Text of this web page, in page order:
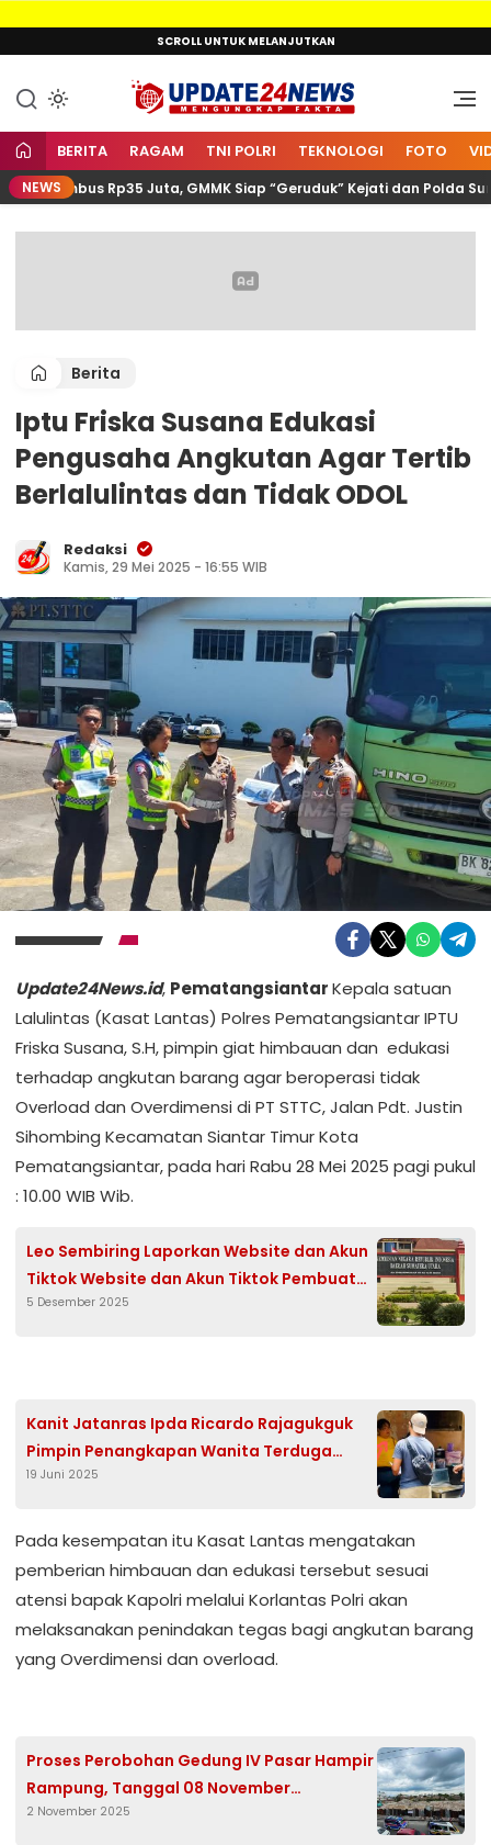
ke
SCROLL UNTUK MELANJUTKAN
Update24News.id
Mengungkap Fakta
BERITA RAGAM TNI POLRI TEKNOLOGI FOTO
NEWS
Tembus Rp35 Juta, GMMK Siap “Geruduk” Kejati dan Polda Sumut
Berita
Iptu Friska Susana Edukasi
Pengusaha Angkutan Agar Tertib
Berlalulintas dan Tidak ODOL
Redaksi
Kamis, 29 Mei 2025 - 16:55 WIB
Update24News.id, PematangsiantarKepala satuan
Lalulintas (Kasat Lantas) Polres Pematangsiantar IPTU
Friska Susana, S.H, pimpin giat himbauan dan edukasi
terhadap angkutan barang agar beroperasi tidak
Overload dan Overdimensi di PT STTC, Jalan Pdt. Justin
Sihombing Kecamatan Siantar Timur Kota
Pematangsiantar, pada hari Rabu 28 Mei 2025 pagi pukul
: 10.00 WIB Wib.
Leo Sembiring Laporkan Website dan Akun
Tiktok Website dan Akun Tiktok Pembuat
Fitnah ke Polda Sumut
5 Desember 2025
Kanit Jatanras Ipda Ricardo Rajagukguk
Pimpin Penangkapan Wanita Terduga
Pelaku Penipuan
19 Juni 2025
Pada kesempatan itu Kasat Lantas mengatakan
pemberian himbauan dan edukasi tersebut sesuai
atensi bapak Kapolri melalui Korlantas Polri akan
melaksanakan penindakan tegas bagi angkutan barang
yang Overdimensi dan overload.
Proses Perobohan Gedung IV Pasar Hampir
Rampung, Tanggal 08 November
Ditargetkan Siap Digunakan Kembali
2 November 2025